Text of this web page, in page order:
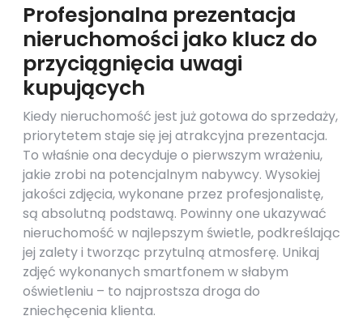
Profesjonalna prezentacja
nieruchomości jako klucz do
przyciągnięcia uwagi
kupujących
Kiedy nieruchomość jest już gotowa do sprzedaży,
priorytetem staje się jej atrakcyjna prezentacja.
To właśnie ona decyduje o pierwszym wrażeniu,
jakie zrobi na potencjalnym nabywcy. Wysokiej
jakości zdjęcia, wykonane przez profesjonalistę,
są absolutną podstawą. Powinny one ukazywać
nieruchomość w najlepszym świetle, podkreślając
jej zalety i tworząc przytulną atmosferę. Unikaj
zdjęć wykonanych smartfonem w słabym
oświetleniu – to najprostsza droga do
zniechęcenia klienta.